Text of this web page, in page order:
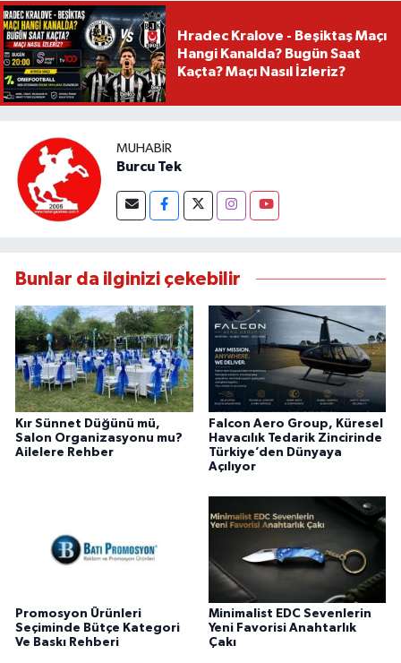
Hradec Kralove - Beşiktaş Maçı
Hangi Kanalda? Bugün Saat
Kaçta? Maçı Nasıl İzleriz?
MUHABIR
Burcu Tek
Bunlar da ilginizi çekebilir
Kır Sünnet Düğünü mü,
Salon Organizasyonu mu?
Ailelere Rehber
Falcon Aero Group, Küresel
Havacılık Tedarik Zincirinde
Türkiye’den Dünyaya
Açılıyor
Promosyon Ürünleri
Seçiminde Bütçe Kategori
Ve Baskı Rehberi
Minimalist EDC Sevenlerin
Yeni Favorisi Anahtarlık
Çakı